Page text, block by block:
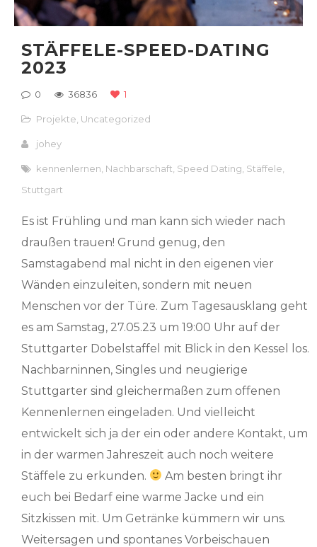
STÄFFELE-SPEED-DATING
2023
0 36836 1
Projekte Uncategorized
johey
kennenlernen Nachbarschaft Speed Dating Stäffele
Stuttgart
Es ist Frühling und man kann sich wieder nach
draußen trauen! Grund genug, den
Samstagabend mal nicht in den eigenen vier
Wänden einzuleiten, sondern mit neuen
Menschen vor der Türe. Zum Tagesausklang geht
es am Samstag, 27.05.23 um 19:00 Uhr auf der
Stuttgarter Dobelstaffel mit Blick in den Kessel los.
Nachbarninnen, Singles und neugierige
Stuttgarter sind gleichermaßen zum offenen
Kennenlernen eingeladen. Und vielleicht
entwickelt sich ja der ein oder andere Kontakt, um
in der warmen Jahreszeit auch noch weitere
Stäffele zu erkunden.
Am besten bringt ihr
euch bei Bedarf eine warme Jacke und ein
Sitzkissen mit. Um Getränke kümmern wir uns.
Weitersagen und spontanes Vorbeischauen